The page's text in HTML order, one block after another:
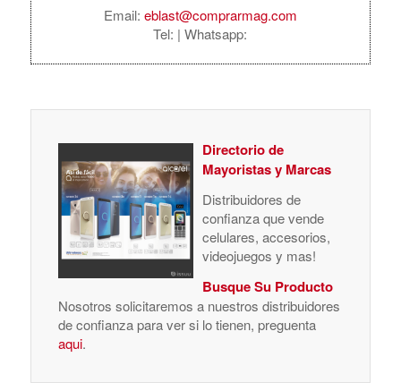
Email: eblast@comprarmag.com
Tel: | Whatsapp:
Directorio de
Mayoristas y Marcas
Distribuidores de
confianza que vende
celulares, accesorios,
videojuegos y mas!
Busque Su Producto
Nosotros solicitaremos a nuestros distribuidores
de confianza para ver si lo tienen, preguenta
aqui.